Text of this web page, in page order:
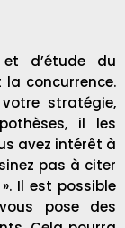
d’étude du
concurrence.
stratégie,
il les
avez intérêt à
pas à citer
Il est possible
pose des